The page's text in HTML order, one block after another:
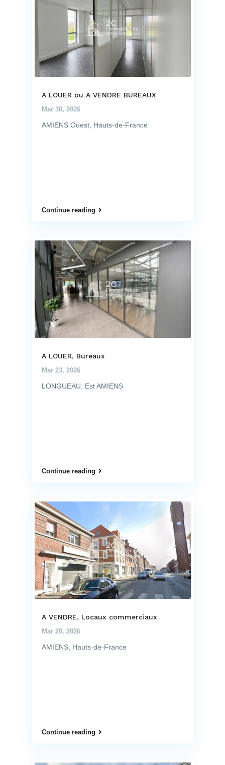
A LOUER ou A VENDRE BUREAUX
Mar 30, 2026
AMIENS Ouest, Hauts-de-France
Continue reading
A LOUER, Bureaux
Mar 23, 2026
LONGUEAU, Est AMIENS
Continue reading
A VENDRE, Locaux commerciaux
Mar 20, 2026
AMIENS, Hauts-de-France
Continue reading